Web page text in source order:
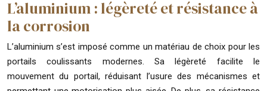
L’aluminium : légèreté et résistance à
la corrosion
L’aluminium s’est imposé comme un matériau de choix pour les
portails coulissants modernes. Sa légèreté facilite le
mouvement du portail, réduisant l’usure des mécanismes et